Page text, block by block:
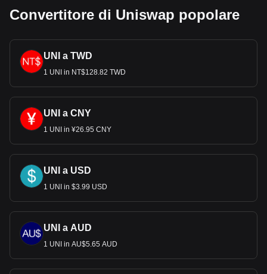
Convertitore di Uniswap popolare
UNI a TWD
1 UNI in NT$128.82 TWD
UNI a CNY
1 UNI in ¥26.95 CNY
UNI a USD
1 UNI in $3.99 USD
UNI a AUD
1 UNI in AU$5.65 AUD